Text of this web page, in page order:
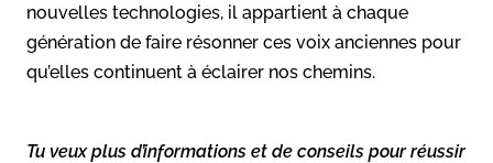
nouvelles technologies, il appartient à chaque
génération de faire résonner ces voix anciennes pour
qu’elles continuent à éclairer nos chemins.
Tu veux plus d’informations et de conseils pour réussir